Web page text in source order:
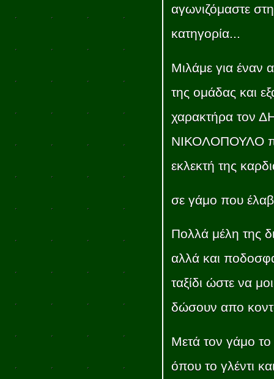
αγωνιζόμαστε
κατηγορία...
Μιλάμε για έναν
της ομάδας και
χαρακτήρα τον
ΝΙΚΟΛΟΠΟΥΛΟ
εκλεκτή της
σε γάμο που
Πολλά μέλη της
αλλά και
ταξίδι ώστε να
δώσουν απο
Μετά τον γάμο το
όπου το γλέντι